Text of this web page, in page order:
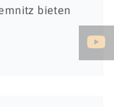
bieten